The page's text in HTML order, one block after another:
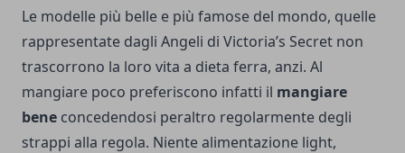
Le modelle più belle e più famose del mondo, quelle
rappresentate dagli Angeli di Victoria’s Secret non
trascorrono la loro vita a dieta ferra, anzi. Al
mangiare poco preferiscono infatti il mangiare
bene concedendosi peraltro regolarmente degli
strappi alla regola. Niente alimentazione light,